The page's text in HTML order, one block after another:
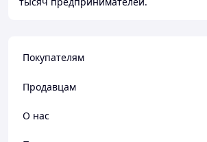
Покупателям
Продавцам
О нас